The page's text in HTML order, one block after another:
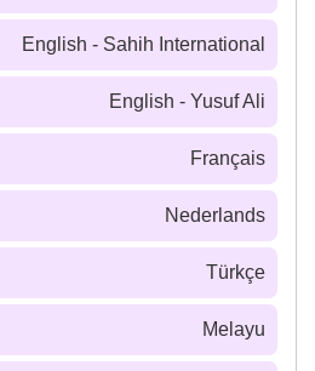
English - Sahih International
English - Yusuf Ali
Français
Nederlands
Türkçe
Melayu